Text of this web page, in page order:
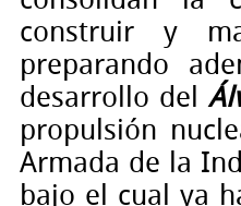
construir y
preparando
desarrollo del
propulsión
Armada de la
bajo el cual ya